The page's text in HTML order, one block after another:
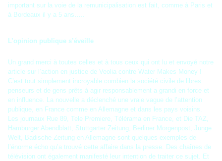
important sur la voie de la remunicipalisation est fait, comme à Paris et
à Bordeaux il y a 5 ans…..
L’opinion publique s’éveille
Un grand merci à toutes celles et à tous ceux qui ont lu et envoyé notre
article sur l’action en justice de Veolia contre Water Makes Money !
C’est tout simplement incroyable combien la société civile de libres
penseurs et de gens prêts à agir responsablement a grandi en force et
en influence. La nouvelle a déclenché une vraie vague de l’attention
publique, en France comme en Allemagne et dans les pays voisins.
Les journaux Rue 89, Tele Premiere, Télérama en France, et Die TAZ,
Hamburger Abendblatt, Stuttgarter Zeitung, Berliner Morgenpost, Junge
Welt, Badische Zeitung en Allemagne sont quelques exemples de
l’énorme écho qu’a trouvé cette affaire dans la presse. Des chaînes de
télévision ont également manifesté leur intention de traiter ce sujet. Et